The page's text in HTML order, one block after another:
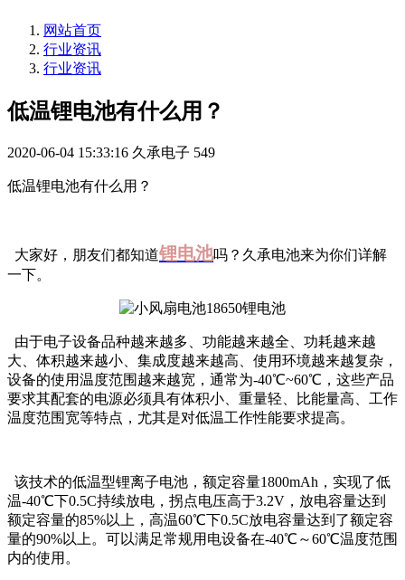
网站首页
行业资讯
行业资讯
低温锂电池有什么用？
2020-06-04 15:33:16 久承电子 549
低温锂电池有什么用？
大家好，朋友们都知道锂电池吗？久承电池来为你们详解
一下。
由于电子设备品种越来越多、功能越来越全、功耗越来越
大、体积越来越小、集成度越来越高、使用环境越来越复杂，
设备的使用温度范围越来越宽，通常为-40℃~60℃，这些产品
要求其配套的电源必须具有体积小、重量轻、比能量高、工作
温度范围宽等特点，尤其是对低温工作性能要求提高。
该技术的低温型锂离子电池，额定容量1800mAh，实现了低
温-40℃下0.5C持续放电，拐点电压高于3.2V，放电容量达到
额定容量的85%以上，高温60℃下0.5C放电容量达到了额定容
量的90%以上。可以满足常规用电设备在-40℃～60℃温度范围
内的使用。